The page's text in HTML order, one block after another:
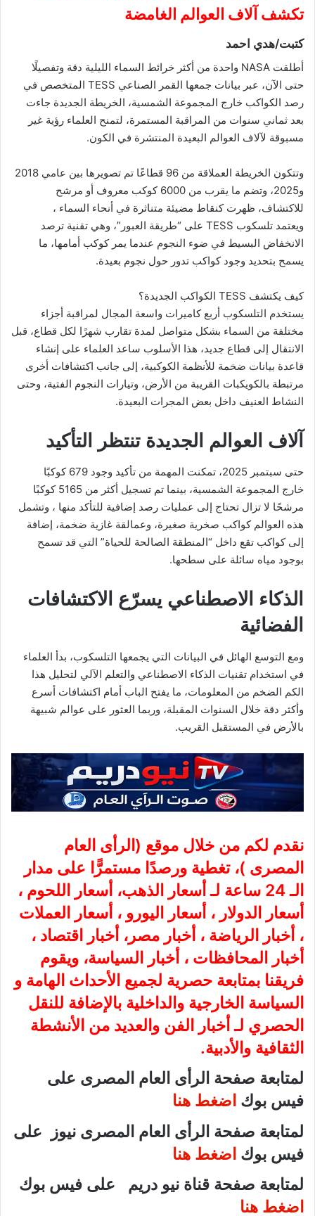
تكشف آلاف العوالم الغامضة
كتبت/هدي احمد
أطلقت NASA واحدة من أكثر خرائط السماء الليلية دقة وتفصيلًا
حتى الآن، عبر بيانات جمعها القمر الصناعي TESS المتخصص في
رصد الكواكب خارج المجموعة الشمسية، الخريطة الجديدة جاءت
بعد ثماني سنوات من المراقبة المستمرة، لتمنح العلماء رؤية غير
مسبوقة لآلاف العوالم البعيدة المنتشرة في الكون.
وتتكون الخريطة العملاقة من 96 قطاعًا تم تصويرها بين عامي 2018
و2025، وتضم ما يقرب من 6000 كوكب معروف أو مرشح
للاكتشاف، ظهرت كنقاط مضيئة متناثرة في أنحاء السماء ،
ويعتمد تلسكوب TESS على “طريقة العبور”، وهي تقنية ترصد
الانخفاض البسيط في ضوء النجوم عندما يمر كوكب أمامها، ما
يسمح بتحديد وجود كواكب تدور حول نجوم بعيدة.
كيف يكتشف TESS الكواكب الجديدة؟
يستخدم التلسكوب أربع كاميرات واسعة المجال لمراقبة أجزاء
مختلفة من السماء بشكل متواصل لمدة تقارب شهرًا لكل قطاع، قبل
الانتقال إلى قطاع جديد، هذا الأسلوب ساعد العلماء على إنشاء
قاعدة بيانات ضخمة للأنظمة الكوكبية، إلى جانب اكتشافات أخرى
مرتبطة بالكويكبات القريبة من الأرض، وتيارات النجوم الفتية، وحتى
النشاط العنيف داخل بعض المجرات البعيدة.
آلاف العوالم الجديدة تنتظر التأكيد
حتى سبتمبر 2025، تمكنت المهمة من تأكيد وجود 679 كوكبًا
خارج المجموعة الشمسية، بينما تم تسجيل أكثر من 5165 كوكبًا
مرشحًا لا تزال تحتاج إلى عمليات رصد إضافية للتأكد منها ، وتشمل
هذه العوالم كواكب صخرية صغيرة، وعمالقة غازية ضخمة، إضافة
إلى كواكب تقع داخل “المنطقة الصالحة للحياة” التي قد تسمح
بوجود مياه سائلة على سطحها.
الذكاء الاصطناعي يسرّع الاكتشافات
الفضائية
ومع التوسع الهائل في البيانات التي يجمعها التلسكوب، بدأ العلماء
في استخدام تقنيات الذكاء الاصطناعي والتعلم الآلي لتحليل هذا
الكم الضخم من المعلومات، ما يفتح الباب أمام اكتشافات أسرع
وأكثر دقة خلال السنوات المقبلة، وربما العثور على عوالم شبيهة
بالأرض في المستقبل القريب.
نقدم لكم من خلال موقع ( الرأى العام
المصرى )، تغطية ورصدًا مستمرًّا على مدار
الـ 24 ساعة لـ أسعار الذهب، أسعار اللحوم ،
أسعار الدولار ، أسعار اليورو ، أسعار العملات
، أخبار الرياضة ، أخبار مصر، أخبار اقتصاد ،
أخبار المحافظات ، أخبار السياسة، ويقوم
فريقنا بمتابعة حصرية لجميع الأحداث الهامة و
السياسة الخارجية والداخلية بالإضافة للنقل
الحصري لـ أخبار الفن والعديد من الأنشطة
الثقافية والأدبية.
لمتابعة صفحة الرأى العام المصرى على
فيس بوك اضغط هنا
لمتابعة صفحة الرأى العام المصرى نيوز على
فيس بوك اضغط هنا
لمتابعة صفحة قناة نيو دريم على فيس بوك
اضغط هنا